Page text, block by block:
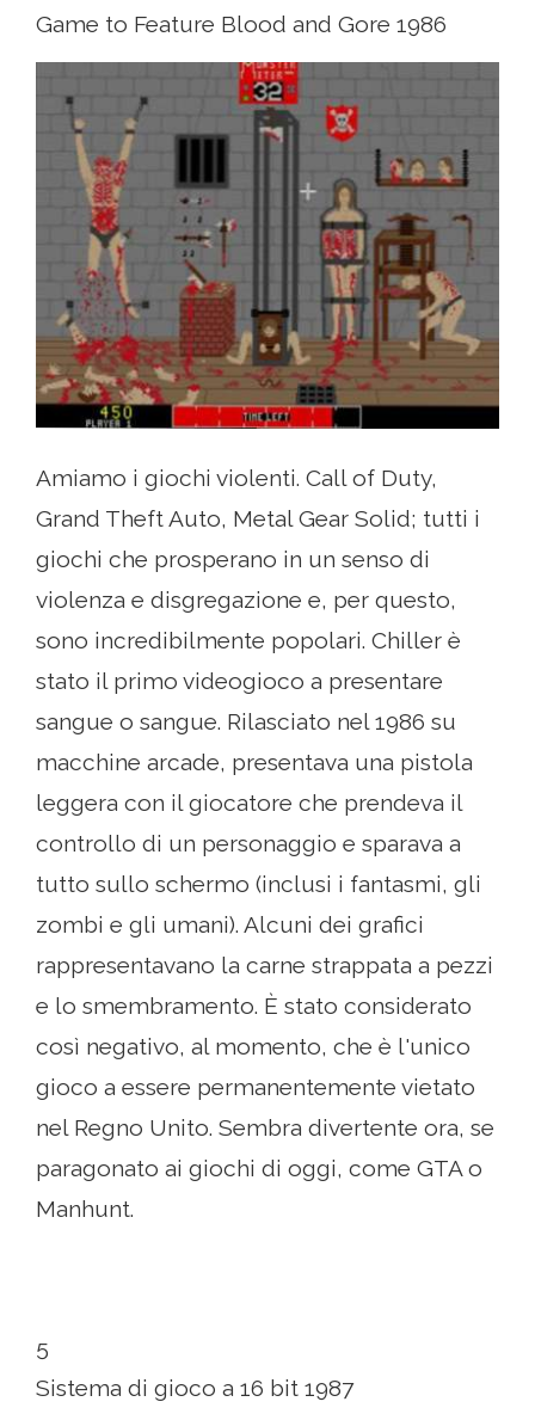
Game to Feature Blood and Gore 1986
Amiamo i giochi violenti. Call of Duty,
Grand Theft Auto, Metal Gear Solid; tutti i
giochi che prosperano in un senso di
violenza e disgregazione e, per questo,
sono incredibilmente popolari. Chiller è
stato il primo videogioco a presentare
sangue o sangue. Rilasciato nel 1986 su
macchine arcade, presentava una pistola
leggera con il giocatore che prendeva il
controllo di un personaggio e sparava a
tutto sullo schermo (inclusi i fantasmi, gli
zombi e gli umani). Alcuni dei grafici
rappresentavano la carne strappata a pezzi
e lo smembramento. È stato considerato
così negativo, al momento, che è l'unico
gioco a essere permanentemente vietato
nel Regno Unito. Sembra divertente ora, se
paragonato ai giochi di oggi, come GTA o
Manhunt.
5
Sistema di gioco a 16 bit 1987